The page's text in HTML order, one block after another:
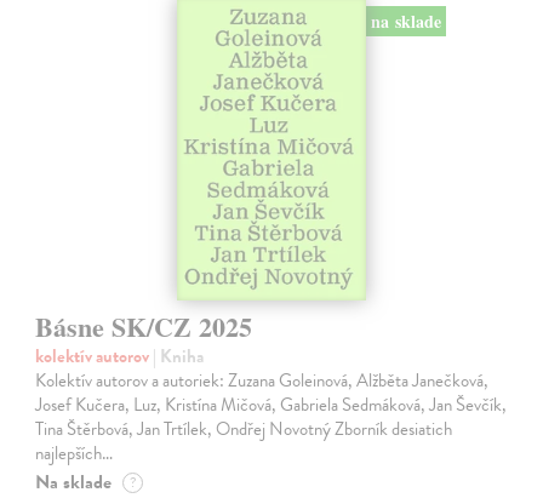
na sklade
Básne SK/CZ 2025
kolektív autorov| Kniha
Kolektív autorov a autoriek: Zuzana Goleinová, Alžběta Janečková,
Josef Kučera, Luz, Kristína Mičová, Gabriela Sedmáková, Jan Ševčík,
Tina Štěrbová, Jan Trtílek, Ondřej Novotný Zborník desiatich
najlepších…
Na sklade ?